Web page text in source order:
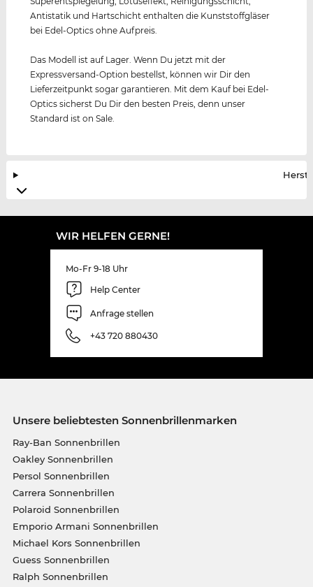
Antistatik und Hartschicht enthalten die Kunststoffgläser
bei Edel-Optics ohne Aufpreis.
Das Modell ist auf Lager. Wenn Du jetzt mit der
Expressversand-Option bestellst, können wir Dir den
Lieferzeitpunkt sogar garantieren. Mit dem Kauf bei Edel-
Optics sicherst Du Dir den besten Preis, denn unser
Standard ist on Sale.
WIR HELFEN GERNE!
Mo-Fr 9-18 Uhr
Help Center
Anfrage stellen
+43 720 880430
Unsere beliebtesten Sonnenbrillenmarken
Ray-Ban Sonnenbrillen
Oakley Sonnenbrillen
Persol Sonnenbrillen
Carrera Sonnenbrillen
Polaroid Sonnenbrillen
Emporio Armani Sonnenbrillen
Michael Kors Sonnenbrillen
Guess Sonnenbrillen
Ralph Sonnenbrillen